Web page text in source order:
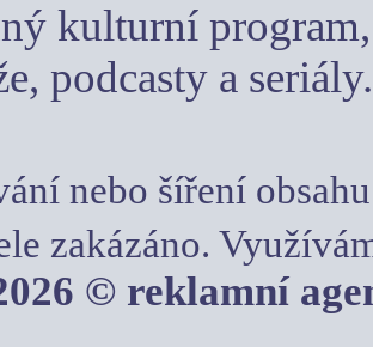
kulturní
podcasty a seriály.
nebo šíření
zakázáno.
© reklamní